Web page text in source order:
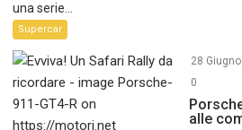
una serie...
Supercar
28
0
alle